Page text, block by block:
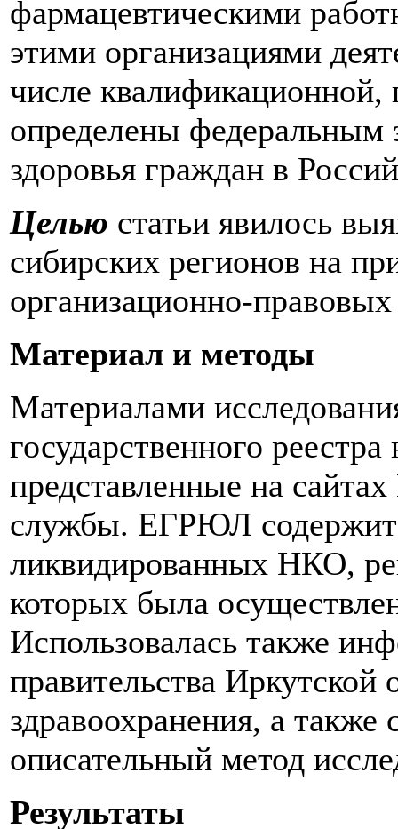
фармацевтическими
этими организациями
числе квалификационной,
определены федеральным
здоровья граждан в
Целью статьи явилось
сибирских регионов на
организационно-
Материал и методы
Материалами
государственного
представленные на
службы. ЕГРЮЛ
ликвидированных НКО,
которых была
Использовалась также
правительства
здравоохранения, а
описательный метод
Результаты